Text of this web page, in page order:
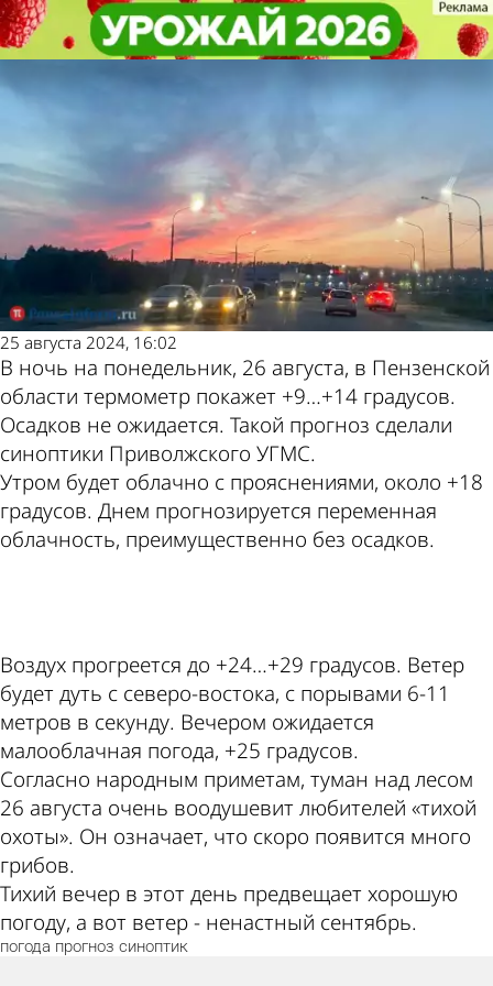
26 августа в Пензенской области
будет жарким и сухим
Из жизни
25 августа 2024, 16:02
В ночь на понедельник, 26 августа, в Пензенской
области термометр покажет +9…+14 градусов.
Осадков не ожидается. Такой прогноз сделали
синоптики Приволжского УГМС.
Утром будет облачно с прояснениями, около +18
градусов. Днем прогнозируется переменная
облачность, преимущественно без осадков.
Воздух прогреется до +24…+29 градусов. Ветер
будет дуть с северо-востока, с порывами 6-11
метров в секунду. Вечером ожидается
малооблачная погода, +25 градусов.
Согласно народным приметам, туман над лесом
26 августа очень воодушевит любителей «тихой
охоты». Он означает, что скоро появится много
грибов.
Тихий вечер в этот день предвещает хорошую
погоду, а вот ветер - ненастный сентябрь.
погода прогноз синоптик
26 августа в Пензенской области
будет жарким и сухим
Из жизни
Другие новости по
теме
Погода и курсы
валют в Пензе